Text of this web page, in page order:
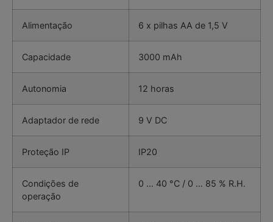
Alimentação 6 x pilhas AA de 1,5 V
Capacidade 3000 mAh
Autonomia 12 horas
Adaptador de rede 9 V DC
Proteção IP IP20
Condições de
operação
0 … 40 °C / 0 … 85 % R.H.